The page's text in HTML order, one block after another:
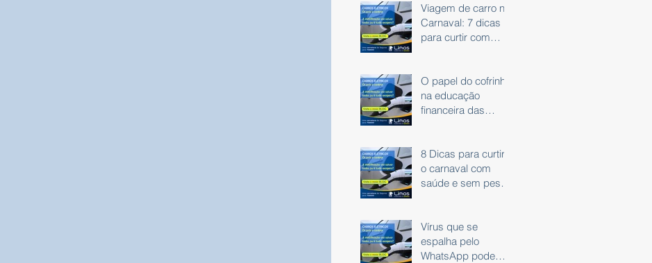
Viagem de carro no
Carnaval: 7 dicas
para curtir com
O papel do cofrinho
na educação
financeira das
8 Dicas para curtir
o carnaval com
saúde e sem peso
Vírus que se
espalha pelo
WhatsApp pode